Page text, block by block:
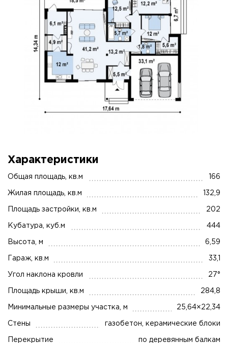
Характеристики
Общая площадь, кв.м 166
Жилая площадь, кв.м 132,9
Площадь застройки, кв.м 202
Кубатура, куб.м 444
Высота, м 6,59
Гараж, кв.м 33,1
Угол наклона кровли 27°
Площадь крыши, кв.м 284,8
Минимальные размеры участка, м 25,64×22,34
Стены газобетон, керамические блоки
Перекрытие по деревянным балкам